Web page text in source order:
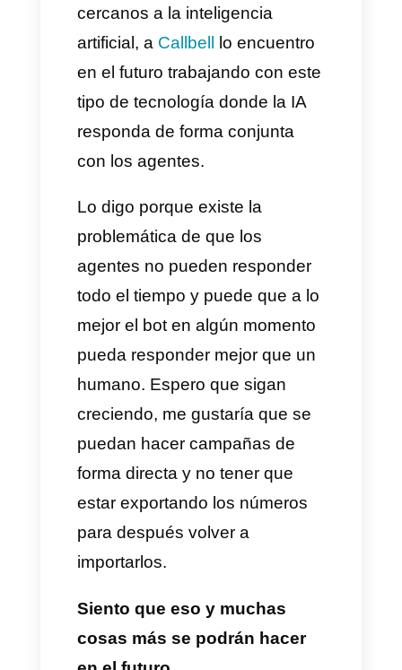
respuestas automáticas pre
hechas para que nos puedan
confirmar las horas y usamos
frecuentemente los mensajes
masivos en WhatsApp con
Callbell, la verdad es muy fácil
de hacerlo y funcionan muy
bien.
La verdad es que si Callbell
deja de funcionar en algún
momento, tenemos que correr a
buscar otro servicio porque
dependemos 100% de esta
herramienta, nosotros ya no
volvemos a un WhatsApp
modelo de negocio depende de
un multiagente y así nos hemos